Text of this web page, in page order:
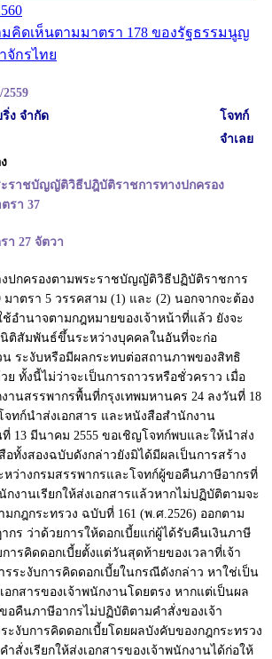
คิดเห็นตามมาตรา 178 ของรัฐธรรมนูญ
จักรไทย
2559
ง จำกัด
โจทก์
จำเลย
ราชบัญญัติวิธีปฎิบัติราชการทางปกครอง
รา 37
า 27 จัตวา
งปกครองตามพระราชบัญญัติวิธีปฏิบัติราชการ
มาตรา 5 วรรคสาม (1) และ (2) นอกจากจะต้อง
ช้อำนาจตามกฎหมายของเจ้าหน้าที่แล้ว ยังจะ
นิติสัมพันธ์ขึ้นระหว่างบุคคลในอันที่จะก่อ
น ระงับหรือมีผลกระทบต่อสถานภาพของสิทธิ
ทั้งนี้ไม่ว่าจะเป็นการถาวรหรือชั่วคราว เมื่อ
นสรรพากรพื้นที่กรุงเทพมหานคร 24 ลงวันที่ 18
จทก์นำส่งเอกสาร และหนังสือสำนักงาน
13 มีนาคม 2555 ขอเชิญโจทก์พบและให้นำส่ง
อทั้งสองฉบับดังกล่าวยังมิได้มีผลเป็นการสร้าง
ว่างกรมสรรพากรและโจทก์ผู้ขอคืนภาษีอากรที่
กงานเรียกให้ส่งเอกสารแล้วหากไม่ปฏิบัติตามจะ
กฎกระทรวง ฉบับที่ 161 (พ.ศ.2526) ออกตาม
กร ว่าด้วยการให้ดอกเบี้ยแก่ผู้ได้รับคืนเงินภาษี
ารคิดดอกเบี้ยตั้งแต่วันสุดท้ายของเวลาที่เจ้า
ระงับการคิดดอกเบี้ยในกรณีดังกล่าว หาใช่เป็น
อกสารของเจ้าพนักงานโดยตรง หากแต่เป็นผล
อคืนภาษีอากรไม่ปฏิบัติตามคำสั่งของเจ้า
ะงับการคิดดอกเบี้ยโดยผลบังคับของกฎกระทรวง
ำสั่งเรียกให้ส่งเอกสารของเจ้าพนักงานได้ก่อให้